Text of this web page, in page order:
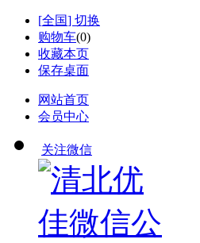
[全国] 切换
购物车(0)
收藏本页
保存桌面
网站首页
会员中心
关注微信